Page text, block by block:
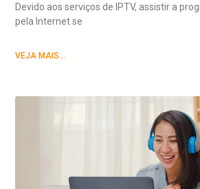
Devido aos serviços de IPTV, assistir a
pela Internet se
VEJA MAIS...